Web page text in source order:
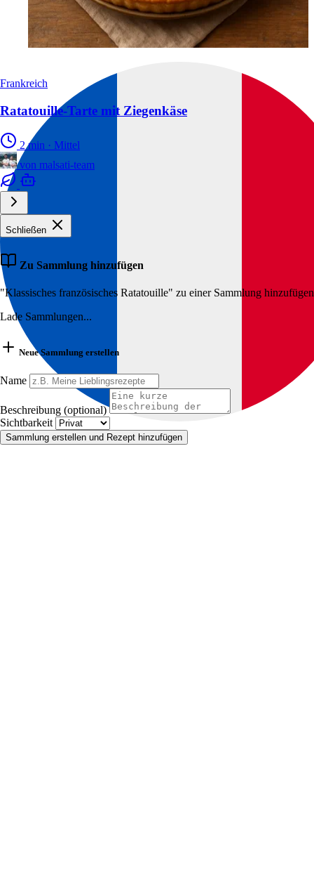
Frankreich
Ratatouille-Tarte mit Ziegenkäse
2 min · Mittel
von malsati-team
Schließen
Zu Sammlung hinzufügen
"Klassisches französisches Ratatouille" zu einer Sammlung hinzufügen
Lade Sammlungen...
Neue Sammlung erstellen
Name
Beschreibung (optional)
Sichtbarkeit
Sammlung erstellen und Rezept hinzufügen